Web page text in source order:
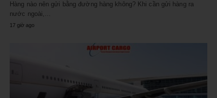
Hàng nào nên gửi bằng đường hàng không? Khi cần gửi hàng ra
nước ngoài,…
17 giờ ago